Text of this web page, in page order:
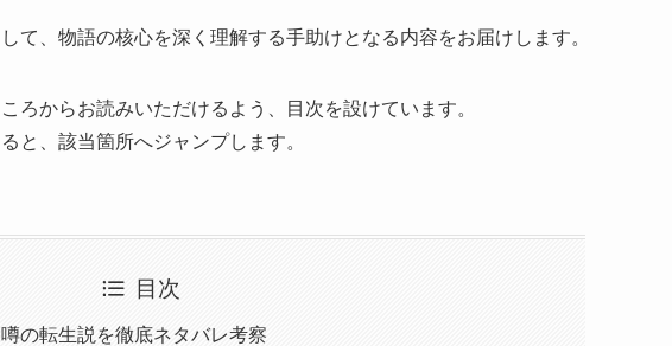
て、物語の核心を深く理解する手助けとなる内容をお届けします。
ろからお読みいただけるよう、目次を設けています。
と、該当箇所へジャンプします。
目次
の転生説を徹底ネタバレ考察